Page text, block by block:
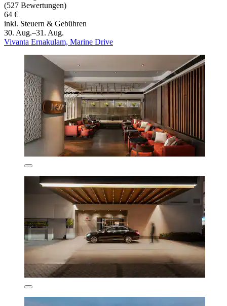
(527 Bewertungen)
64 €
inkl. Steuern & Gebühren
30. Aug.–31. Aug.
Vivanta Ernakulam, Marine Drive